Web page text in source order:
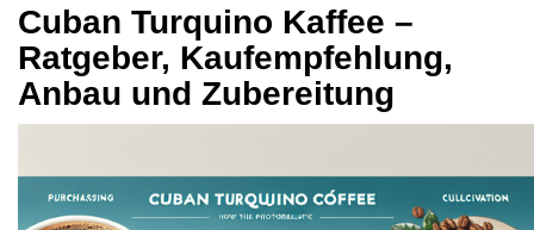
Cuban Turquino Kaffee –
Ratgeber, Kaufempfehlung,
Anbau und Zubereitung